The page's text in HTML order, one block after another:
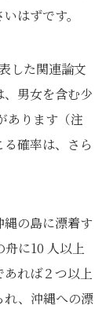
はずです。
した関連論文
男女を含む少
あります（注
確率は、さら
の島に漂着す
に10 人以上
れば２つ以上
れ、沖縄への漂